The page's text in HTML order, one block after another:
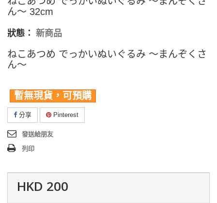
ん～ 32cm
狀態： 新商品
ねこあつめ でっかいぬいぐるみ ～まんぞくさ
ん～
暫無現貨，可預購
分享 Pinterest
發送給朋友
列印
HKD 200